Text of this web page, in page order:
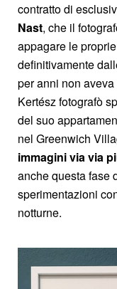
contratto di
Nast, che il
appagare le
definitivamente
per anni non
Kertész fotografò
del suo
nel Greenwich
immagini via via
anche questa fase
sperimentazioni
notturne.